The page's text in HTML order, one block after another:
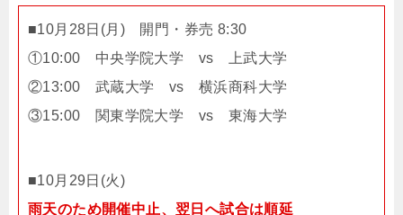
■10月28日(月) 開門・券売 8:30
①10:00 中央学院大学 vs 上武大学
②13:00 武蔵大学 vs 横浜商科大学
③15:00 関東学院大学 vs 東海大学
■10月29日(火)
雨天のため開催中止、翌日へ試合は順延